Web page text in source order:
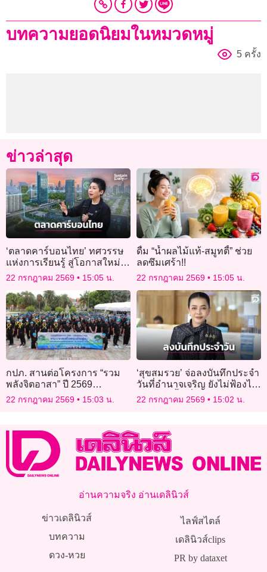
บทความยอดนิยมในหมวดหมู่
5 ครั้ง
ข่าวล่าสุด
‘ตลาดคาร์บอนไทย’ ทศวรรษ
แห่งการเรียนรู้ สู่โอกาสใหม่
ในอาเซียน
22 กรกฎาคม 2569 15:05 น.
ดื่ม “น้ำผลไม้แท้-สมูทตี้” ช่วย
ลดซึมเศร้า!!
22 กรกฎาคม 2569 15:05 น.
กปภ. สานต่อโครงการ “รวม
พลังจิตอาสา” ปี 2569
เฉลิมพระเกียรติในหลวง
น้อมนำแนวพระราชดำริฟื้นฟู
22 กรกฎาคม 2569 15:03 น.
‘สุขสมรวย’ จ่อลงบันทึกประจำ
วันที่อำนาจเจริญ​ ยังไม่ฟ้องไอ
ลอว์ตอนนี้ หวั่นกดดัน กกต.
ทำงาน
22 กรกฎาคม 2569 15:02 น.
อ่านความจริง อ่านเดลินิวส์
ข่าวเดลินิวส์
บทความ
ดวง-หวย
ไลฟ์สไตล์
เดลินิวส์clips
PR by dataxet